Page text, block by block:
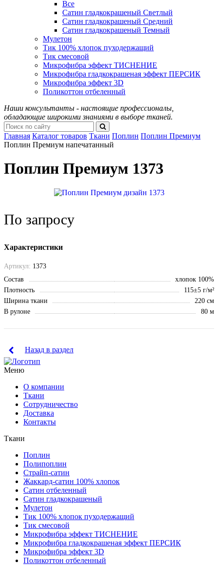
Все
Сатин гладкокрашеный Светлый
Сатин гладкокрашеный Средний
Сатин гладкокрашеный Темный
Мулетон
Тик 100% хлопок пуходержащий
Тик смесовой
Микрофибра эффект ТИСНЕНИЕ
Микрофибра гладкокрашеная эффект ПЕРСИК
Микрофибра эффект 3D
Поликоттон отбеленный
Наши консультанты - настоящие профессионалы,
обладающие широкими знаниями в выборе тканей.
Главная Каталог товаров Ткани Поплин Поплин Премиум
Поплин Премиум напечатанный
Поплин Премиум 1373
По запросу
Характеристики
Артикул: 1373
Состав
хлопок 100%
Плотность
115±5 г/м²
Ширина ткани
220 см
В рулоне
80 м
Назад в раздел
Меню
О компании
Ткани
Сотрудничество
Доставка
Контакты
Ткани
Поплин
Полипоплин
Страйп-сатин
Жаккард-сатин 100% хлопок
Сатин отбеленный
Сатин гладкокрашеный
Мулетон
Тик 100% хлопок пуходержащий
Тик смесовой
Микрофибра эффект ТИСНЕНИЕ
Микрофибра гладкокрашеная эффект ПЕРСИК
Микрофибра эффект 3D
Поликоттон отбеленный